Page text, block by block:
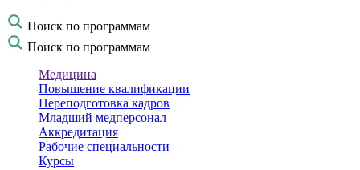
Поиск по программам
Поиск по программам
Медицина
Повышение квалификации
Переподготовка кадров
Младший медперсонал
Аккредитация
Рабочие специальности
Курсы